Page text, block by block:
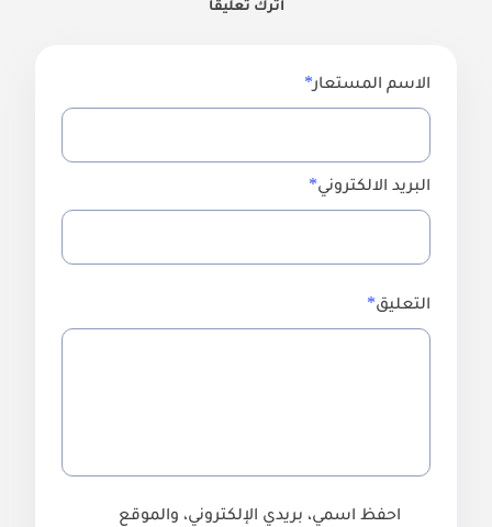
اترك تعليقاً
الاسم المستعار
البريد الالكتروني
التعليق
احفظ اسمي، بريدي الإلكتروني، والموقع